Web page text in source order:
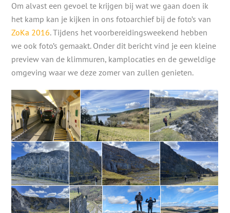
Om alvast een gevoel te krijgen bij wat we gaan doen ik
het kamp kan je kijken in ons fotoarchief bij de foto’s van
ZoKa 2016. Tijdens het voorbereidingsweekend hebben
we ook foto’s gemaakt. Onder dit bericht vind je een kleine
preview van de klimmuren, kamplocaties en de geweldige
omgeving waar we deze zomer van zullen genieten.